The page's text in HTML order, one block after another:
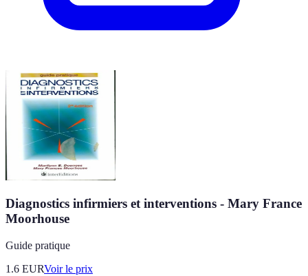
Diagnostics infirmiers et interventions - Mary France
Moorhouse
Guide pratique
1.6 EURVoir le prix